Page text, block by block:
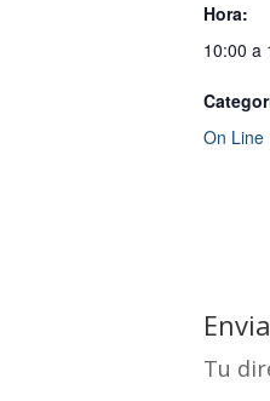
Hora:
10:00 a
On Line
Tu